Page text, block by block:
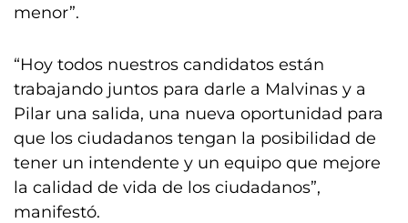
menor”.
“Hoy todos nuestros candidatos están
trabajando juntos para darle a Malvinas y a
Pilar una salida, una nueva oportunidad para
que los ciudadanos tengan la posibilidad de
tener un intendente y un equipo que mejore
la calidad de vida de los ciudadanos”,
manifestó.